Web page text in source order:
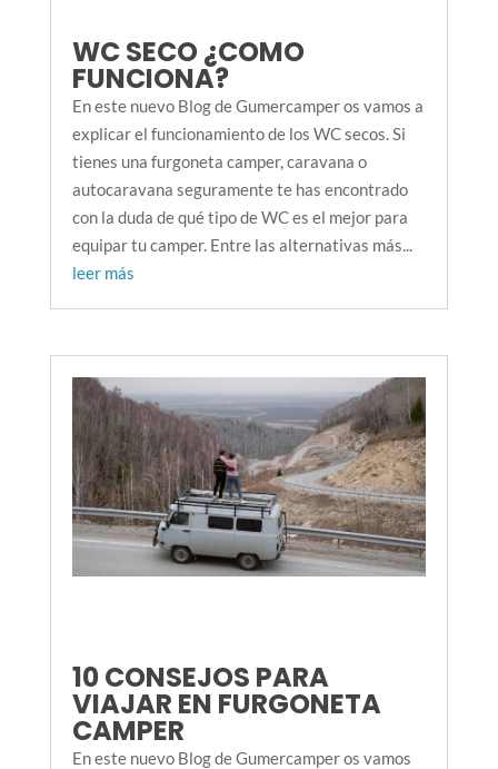
WC SECO ¿COMO
FUNCIONA?
En este nuevo Blog de Gumercamper os vamos a
explicar el funcionamiento de los WC secos. Si
tienes una furgoneta camper, caravana o
autocaravana seguramente te has encontrado
con la duda de qué tipo de WC es el mejor para
equipar tu camper. Entre las alternativas más...
leer más
10 CONSEJOS PARA
VIAJAR EN FURGONETA
CAMPER
En este nuevo Blog de Gumercamper os vamos